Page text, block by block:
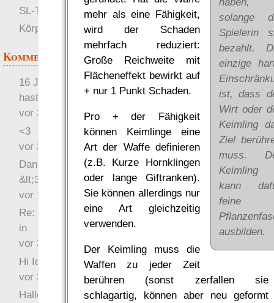
solange
Spielerin
bezahlt.
einzige
ist, dass
Wirt oder
Keimling
Ziel
muss.
Keimling
kann
feine
ausbilden.
mehr als eine Fähigkeit,
wird der Schaden
mehrfach reduziert:
Große Reichweite mit
Flächeneffekt bewirkt auf
+ nur 1 Punkt Schaden.
Pro + der Fähigkeit
können Keimlinge eine
Art der Waffe definieren
(z.B. Kurze Hornklingen
oder lange Giftranken).
Sie können allerdings nur
eine Art gleichzeitig
verwenden.
Der Keimling muss die
Waffen zu jeder Zeit
berühren (sonst zerfallen sie
schlagartig, können aber neu geformt
SL-Tipps
Körpereigene Waffen
Kommentare
16 Jahre später: mist, du
hast Recht …
vor 31 Wochen 2 Tage
<3
vor 34 Wochen 3 Tage
Danke für das Statement
&lt;3
vor 1 Jahr 48 Wochen
Re: Hi Ich bin völlig neu
in
vor 3 Jahre 32 Wochen
Hi Ich bin völlig neu in
vor 3 Jahre 45 Wochen
Hallo Ochrasylion